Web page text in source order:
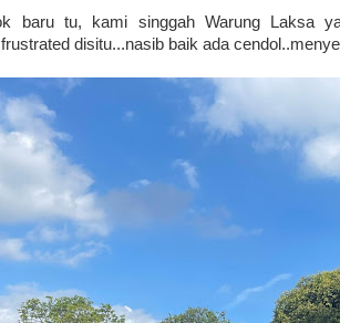
baru tu, kami singgah Warung Laksa
disitu...nasib baik ada